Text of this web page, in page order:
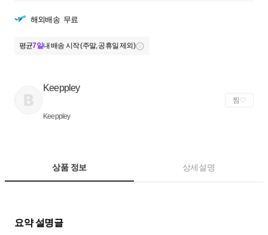
해외배송 무료
평균7일내 배송 시작 (주말, 공휴일 제외)
Keeppley
Keeppley
찜
상품 정보 상세설명
요약 설명글